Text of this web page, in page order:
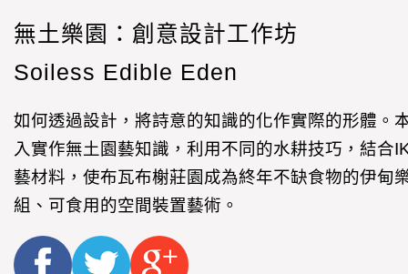
無土樂園：創意設計工作坊
Soiless Edible Eden
如何透過設計，將詩意的知識的化作實際的形體。
入實作無土園藝知識，利用不同的水耕技巧，結合
藝材料，使布瓦布榭莊園成為終年不缺食物的伊甸
組、可食用的空間裝置藝術。